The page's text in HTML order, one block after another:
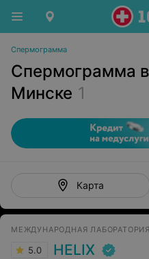
Спермограмма
Спермограмма
Минске 1
Карта
МЕЖДУНАРОДНАЯ ЛАБОРАТОРИЯ
5.0 HELIX